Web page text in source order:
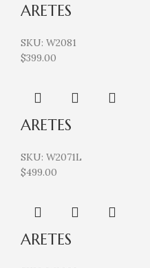
ARETES
SKU: W2081
$399.00
ARETES
SKU: W2071L
$499.00
ARETES